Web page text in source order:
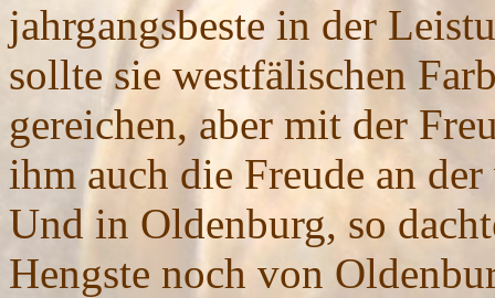
jahrgangsbeste in der
sollte sie westfälischen
gereichen, aber mit der
ihm auch die Freude an
Und in Oldenburg, so
Hengste noch von